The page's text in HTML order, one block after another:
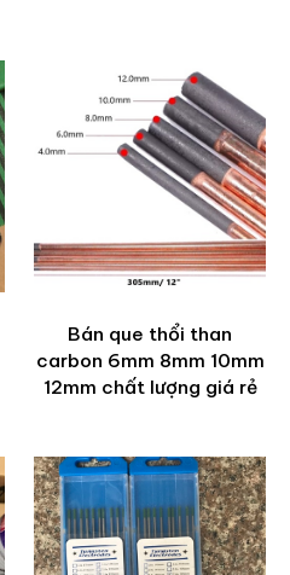
Bán que thổi than
carbon 6mm 8mm 10mm
12mm chất lượng giá rẻ